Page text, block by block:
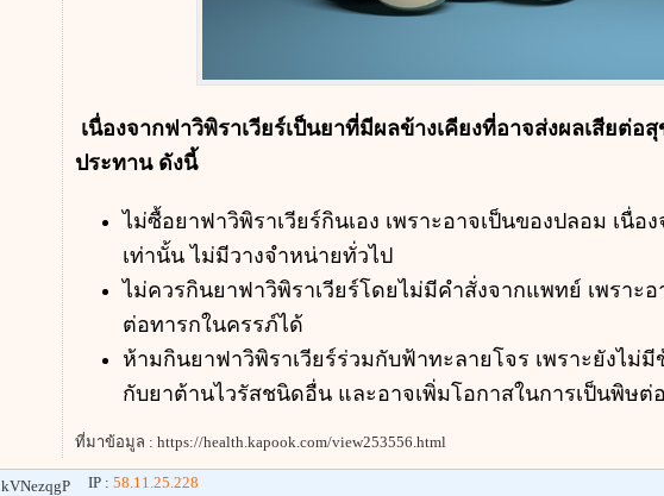
เนื่องจากฟาวิพิราเวียร์เป็นยาที่มีผลข้างเคียงที่อาจส่งผลเสียต่อ
ประทาน ดังนี้
ไม่ซื้อยาฟาวิพิราเวียร์กินเอง เพราะอาจเป็นของปลอม เนื่
เท่านั้น ไม่มีวางจำหน่ายทั่วไป
ไม่ควรกินยาฟาวิพิราเวียร์โดยไม่มีคำสั่งจากแพทย์ เพราะ
ต่อทารกในครรภ์ได้
ห้ามกินยาฟาวิพิราเวียร์ร่วมกับฟ้าทะลายโจร เพราะยังไม่
กับยาต้านไวรัสชนิดอื่น และอาจเพิ่มโอกาสในการเป็นพิษต่
ที่มาข้อมูล : https://health.kapook.com/view253556.html
kVNezqgP IP : 58.11.25.228